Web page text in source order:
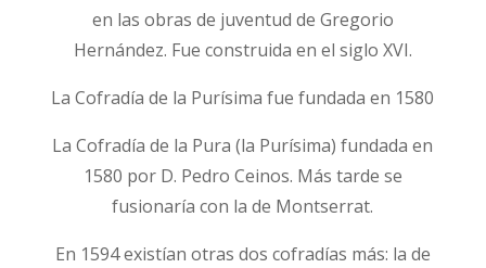
en las obras de juventud de Gregorio
Hernández. Fue construida en el siglo XVI.
La Cofradía de la Purísima fue fundada en 1580
La Cofradía de la Pura (la Purísima) fundada en
1580 por D. Pedro Ceinos. Más tarde se
fusionaría con la de Montserrat.
En 1594 existían otras dos cofradías más: la de